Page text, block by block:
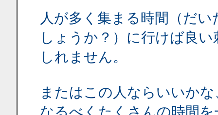
人が多く集まる時間（だ
しょうか？）に行けば良
しれません。
またはこの人ならいいか
なるべくたくさんの時間